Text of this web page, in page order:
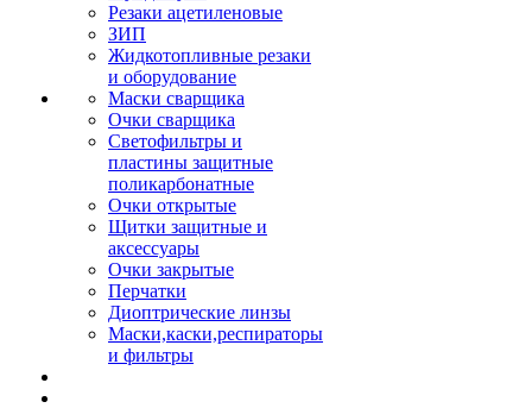
Резаки ацетиленовые
ЗИП
Жидкотопливные резаки
и оборудование
Маски сварщика
Очки сварщика
Светофильтры и
пластины защитные
поликарбонатные
Очки открытые
Щитки защитные и
аксессуары
Очки закрытые
Перчатки
Диоптрические линзы
Маски,каски,респираторы
и фильтры